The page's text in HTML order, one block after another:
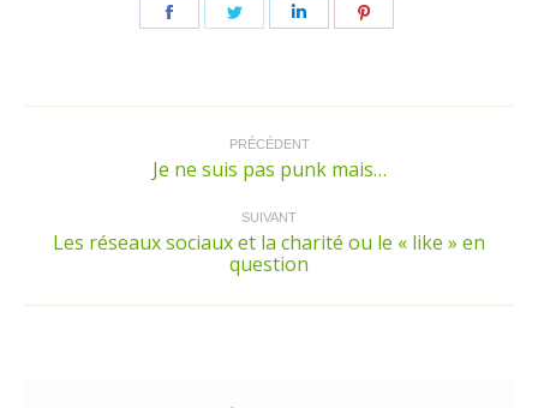
Partager Partager Partager
PRÉCÉDENT
Article
précédent
Je ne suis pas punk mais…
SUIVANT
Article
suivant
Les réseaux sociaux et la charité ou le « like » en
question